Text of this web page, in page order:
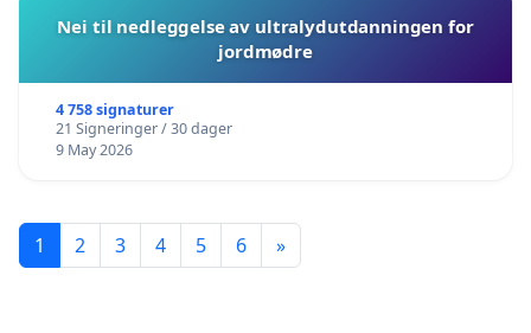
Nei til nedleggelse av ultralydutdanningen for
jordmødre
4 758 signaturer
21 Signeringer / 30 dager
9 May 2026
1 2 3 4 5 6 »